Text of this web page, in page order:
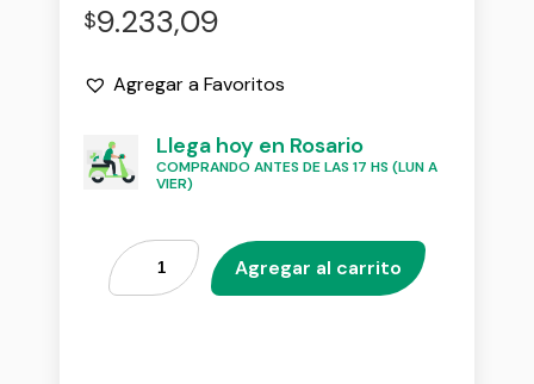
$9.233,09
Agregar a Favoritos
Llega hoy en Rosario
COMPRANDO ANTES DE LAS 17 HS (LUN A
VIER)
Agregar al carrito